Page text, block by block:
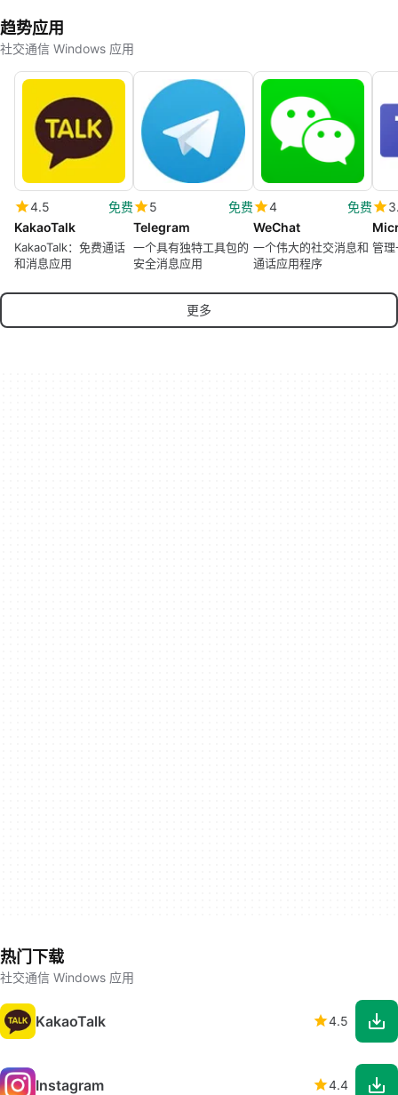
趋势应用
社交通信 Windows 应用
4.5
免费
KakaoTalk
KakaoTalk：免费通话
和消息应用
5
免费
Telegram
一个具有独特工具包的
安全消息应用
4
免费
WeChat
一个伟大的社交消息和
通话应用程序
管
更多
热门下载
社交通信 Windows 应用
KakaoTalk 4.5
Instagram 4.4